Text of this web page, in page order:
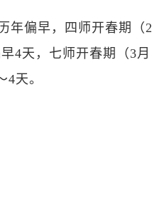
年偏早，四师开春期（2
4天，七师开春期（3月
天。